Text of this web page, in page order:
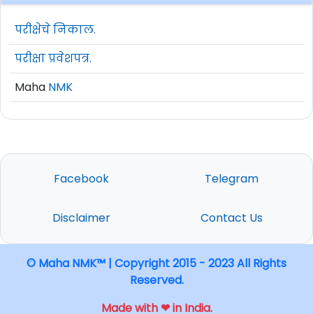
परीक्षेचे निकाल.
परीक्षा प्रवेशपत्र.
Maha NMK
Facebook Telegram
Disclaimer Contact Us
© Maha NMK™ | Copyright 2015 - 2023 All Rights
Reserved.
Made with ❤ in India.